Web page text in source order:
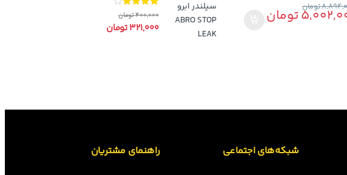
تومان تومان
نمره4.00
321,000تومان
400,000تومان
شبکه‌های اجتماعی راهنمای مشتریان